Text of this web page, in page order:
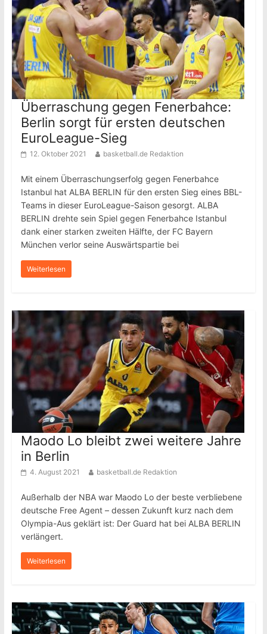
Überraschung gegen Fenerbahce:
Berlin sorgt für ersten deutschen
EuroLeague-Sieg
12. Oktober 2021 basketball.de Redaktion
Mit einem Überraschungserfolg gegen Fenerbahce
Istanbul hat ALBA BERLIN für den ersten Sieg eines BBL-
Teams in dieser EuroLeague-Saison gesorgt. ALBA
BERLIN drehte sein Spiel gegen Fenerbahce Istanbul
dank einer starken zweiten Hälfte, der FC Bayern
München verlor seine Auswärtspartie bei
Weiterlesen
Maodo Lo bleibt zwei weitere Jahre
in Berlin
4. August 2021 basketball.de Redaktion
Außerhalb der NBA war Maodo Lo der beste verbliebene
deutsche Free Agent – dessen Zukunft kurz nach dem
Olympia-Aus geklärt ist: Der Guard hat bei ALBA BERLIN
verlängert.
Weiterlesen